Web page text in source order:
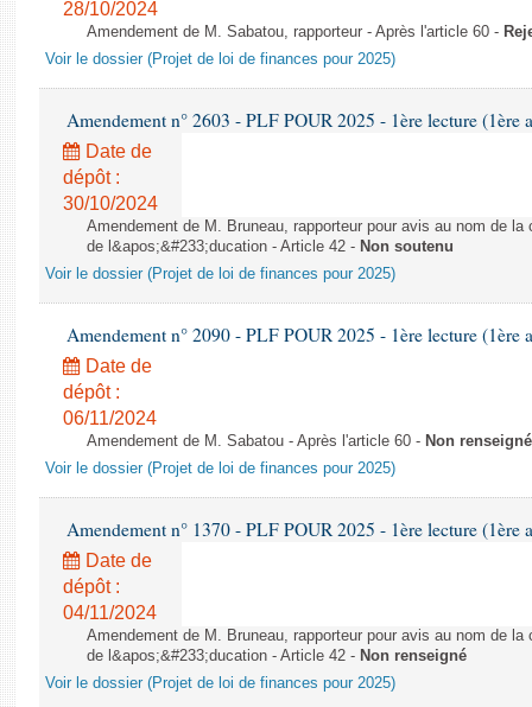
28/10/2024
Amendement de M. Sabatou, rapporteur - Après l'article 60 -
Voir le dossier (Projet de loi de finances pour 2025)
Amendement n° 2603 - PLF POUR 2025 - 1ère lecture (1ère
Date de
dépôt :
30/10/2024
Amendement de M. Bruneau, rapporteur pour avis au nom de
de l&apos;&#233;ducation - Article 42 - Non soutenu
Voir le dossier (Projet de loi de finances pour 2025)
Amendement n° 2090 - PLF POUR 2025 - 1ère lecture (1ère
Date de
dépôt :
06/11/2024
Amendement de M. Sabatou - Après l'article 60 - Non renseigné
Voir le dossier (Projet de loi de finances pour 2025)
Amendement n° 1370 - PLF POUR 2025 - 1ère lecture (1ère
Date de
dépôt :
04/11/2024
Amendement de M. Bruneau, rapporteur pour avis au nom de
de l&apos;&#233;ducation - Article 42 - Non renseigné
Voir le dossier (Projet de loi de finances pour 2025)